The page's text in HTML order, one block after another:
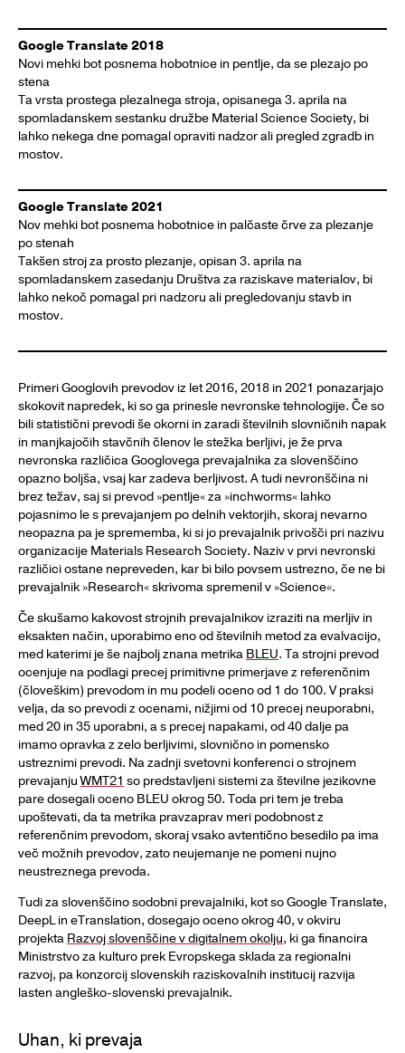
Google Translate 2018
Novi mehki bot posnema hobotnice in pentlje, da se plezajo po
stena
Ta vrsta prostega plezalnega stroja, opisanega 3. aprila na
spomladanskem sestanku družbe Material Science Society, bi
lahko nekega dne pomagal opraviti nadzor ali pregled zgradb in
mostov.
Google Translate 2021
Nov mehki bot posnema hobotnice in palčaste črve za plezanje
po stenah
Takšen stroj za prosto plezanje, opisan 3. aprila na
spomladanskem zasedanju Društva za raziskave materialov, bi
lahko nekoč pomagal pri nadzoru ali pregledovanju stavb in
mostov.
Primeri Googlovih prevodov iz let 2016, 2018 in 2021 ponazarjajo
skokovit napredek, ki so ga prinesle nevronske tehnologije. Če so
bili statistični prevodi še okorni in zaradi številnih slovničnih napak
in manjkajočih stavčnih členov le stežka berljivi, je že prva
nevronska različica Googlovega prevajalnika za slovenščino
opazno boljša, vsaj kar zadeva berljivost. A tudi nevronščina ni
brez težav, saj si prevod »pentlje« za »inchworms« lahko
pojasnimo le s prevajanjem po delnih vektorjih, skoraj nevarno
neopazna pa je sprememba, ki si jo prevajalnik privošči pri nazivu
organizacije Materials Research Society. Naziv v prvi nevronski
različici ostane nepreveden, kar bi bilo povsem ustrezno, če ne bi
prevajalnik »Research« skrivoma spremenil v »Science«.
Če skušamo kakovost strojnih prevajalnikov izraziti na merljiv in
eksakten način, uporabimo eno od številnih metod za evalvacijo,
med katerimi je še najbolj znana metrika BLEU. Ta strojni prevod
ocenjuje na podlagi precej primitivne primerjave z referenčnim
(človeškim) prevodom in mu podeli oceno od 1 do 100. V praksi
velja, da so prevodi z ocenami, nižjimi od 10 precej neuporabni,
med 20 in 35 uporabni, a s precej napakami, od 40 dalje pa
imamo opravka z zelo berljivimi, slovnično in pomensko
ustreznimi prevodi. Na zadnji svetovni konferenci o strojnem
prevajanjuWMT21 so predstavljeni sistemi za številne jezikovne
pare dosegali oceno BLEU okrog 50. Toda pri tem je treba
upoštevati, da ta metrika pravzaprav meri podobnost z
referenčnim prevodom, skoraj vsako avtentično besedilo pa ima
več možnih prevodov, zato neujemanje ne pomeni nujno
neustreznega prevoda.
Tudi za slovenščino sodobni prevajalniki, kot so Google Translate,
DeepL in eTranslation, dosegajo oceno okrog 40, v okviru
projekta Razvoj slovenščine v digitalnem okolju, ki ga financira
Ministrstvo za kulturo prek Evropskega sklada za regionalni
razvoj, pa konzorcij slovenskih raziskovalnih institucij razvija
lasten angleško-slovenski prevajalnik.
Uhan, ki prevaja